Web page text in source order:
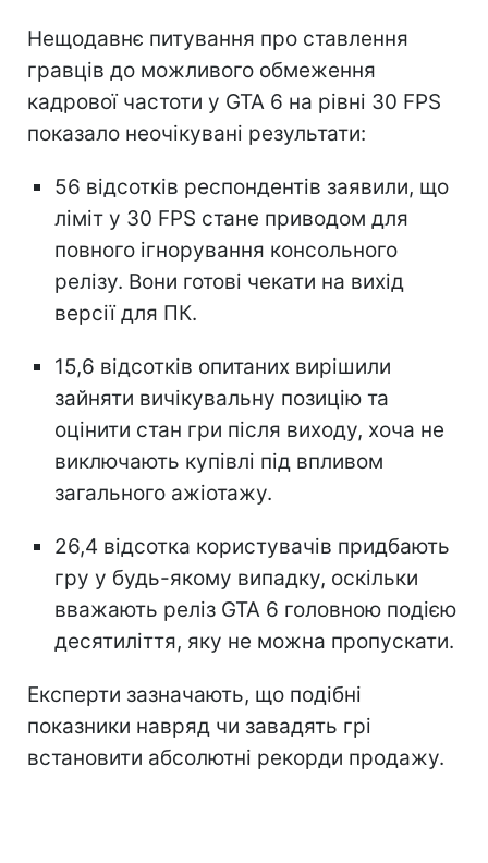
Нещодавнє питування про ставлення
гравців до можливого обмеження
кадрової частоти у GTA 6 на рівні 30 FPS
показало неочікувані результати:
56 відсотків респондентів заявили, що
ліміт у 30 FPS стане приводом для
повного ігнорування консольного
релізу. Вони готові чекати на вихід
версії для ПК.
15,6 відсотків опитаних вирішили
зайняти вичікувальну позицію та
оцінити стан гри після виходу, хоча не
виключають купівлі під впливом
загального ажіотажу.
26,4 відсотка користувачів придбають
гру у будь-якому випадку, оскільки
вважають реліз GTA 6 головною подією
десятиліття, яку не можна пропускати.
Експерти зазначають, що подібні
показники навряд чи завадять грі
встановити абсолютні рекорди продажу.